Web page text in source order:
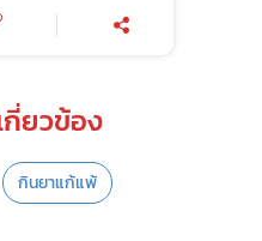
กี่ยวข้อง
กินยาแก้แพ้